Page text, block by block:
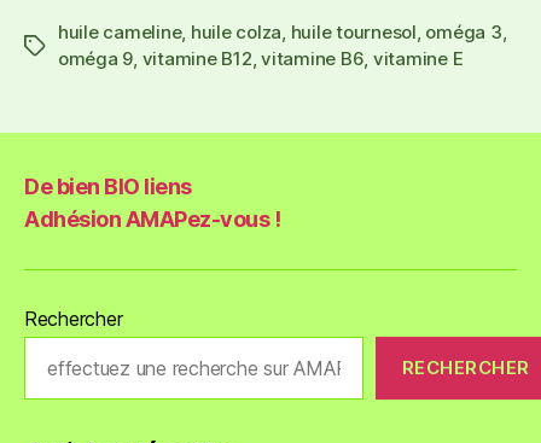
huile cameline, huile colza huile tournesol oméga 3
oméga 9 vitamine B12 ,vitamine B6 vitamine E
De bien BIO liens
Adhésion AMAPez-vous !
Rechercher
RECHERCHER